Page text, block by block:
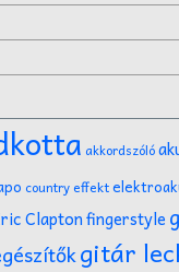
akkordszóló
country effekt
Claptonfingerstyle
gitár